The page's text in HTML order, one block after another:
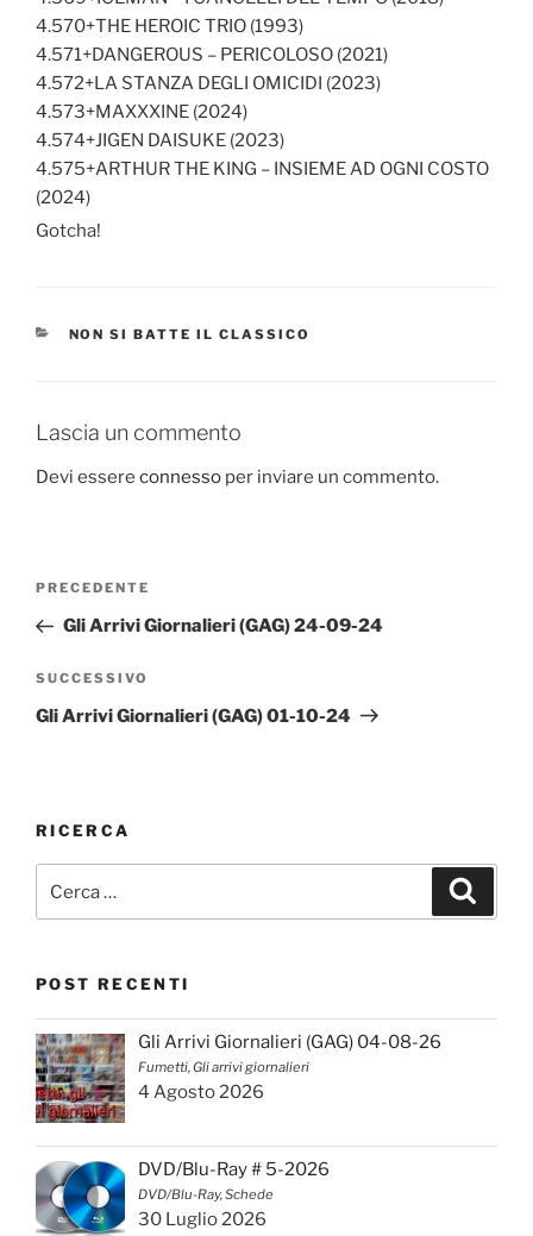
4.570+THE HEROIC TRIO (1993)
4.571+DANGEROUS – PERICOLOSO (2021)
4.572+LA STANZA DEGLI OMICIDI (2023)
4.573+MAXXXINE (2024)
4.574+JIGEN DAISUKE (2023)
4.575+ARTHUR THE KING – INSIEME AD OGNI COSTO
(2024)
Gotcha!
CATEGORIE
NON SI BATTE IL CLASSICO
Lascia un commento
Devi essere connesso per inviare un commento.
Navigazione
Articolo
precedente:
PRECEDENTE
Gli Arrivi Giornalieri (GAG) 24-09-24
Articolo
successivo
SUCCESSIVO
Gli Arrivi Giornalieri (GAG) 01-10-24
RICERCA
POST RECENTI
Gli Arrivi Giornalieri (GAG) 04-08-26
Fumetti, Gli arrivi giornalieri
4 Agosto 2026
DVD/Blu-Ray # 5-2026
DVD/Blu-Ray, Schede
30 Luglio 2026